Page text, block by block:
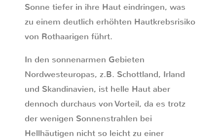
Sonne tiefer in ihre Haut eindringen, was
zu einem deutlich erhöhten Hautkrebsrisiko
von Rothaarigen führt.
In den sonnenarmen Gebieten
Nordwesteuropas, z.B. Schottland, Irland
und Skandinavien, ist helle Haut aber
dennoch durchaus von Vorteil, da es trotz
der wenigen Sonnenstrahlen bei
Hellhäutigen nicht so leicht zu einer